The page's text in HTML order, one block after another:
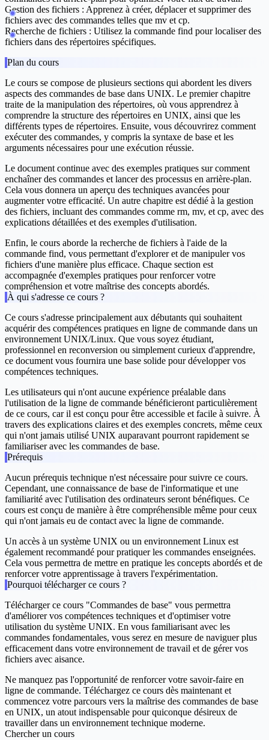
Gestion des fichiers : Apprenez à créer, déplacer et supprimer des
fichiers avec des commandes telles que mv et cp.
Recherche de fichiers : Utilisez la commande find pour localiser des
fichiers dans des répertoires spécifiques.
Plan du cours
Le cours se compose de plusieurs sections qui abordent les divers
aspects des commandes de base dans UNIX. Le premier chapitre
traite de la manipulation des répertoires, où vous apprendrez à
comprendre la structure des répertoires en UNIX, ainsi que les
différents types de répertoires. Ensuite, vous découvrirez comment
exécuter des commandes, y compris la syntaxe de base et les
arguments nécessaires pour une exécution réussie.
Le document continue avec des exemples pratiques sur comment
enchaîner des commandes et lancer des processus en arrière-plan.
Cela vous donnera un aperçu des techniques avancées pour
augmenter votre efficacité. Un autre chapitre est dédié à la gestion
des fichiers, incluant des commandes comme rm, mv, et cp, avec des
explications détaillées et des exemples d'utilisation.
Enfin, le cours aborde la recherche de fichiers à l'aide de la
commande find, vous permettant d'explorer et de manipuler vos
fichiers d'une manière plus efficace. Chaque section est
accompagnée d'exemples pratiques pour renforcer votre
compréhension et votre maîtrise des concepts abordés.
À qui s'adresse ce cours ?
Ce cours s'adresse principalement aux débutants qui souhaitent
acquérir des compétences pratiques en ligne de commande dans un
environnement UNIX/Linux. Que vous soyez étudiant,
professionnel en reconversion ou simplement curieux d'apprendre,
ce document vous fournira une base solide pour développer vos
compétences techniques.
Les utilisateurs qui n'ont aucune expérience préalable dans
l'utilisation de la ligne de commande bénéficieront particulièrement
de ce cours, car il est conçu pour être accessible et facile à suivre. À
travers des explications claires et des exemples concrets, même ceux
qui n'ont jamais utilisé UNIX auparavant pourront rapidement se
familiariser avec les commandes de base.
Prérequis
Aucun prérequis technique n'est nécessaire pour suivre ce cours.
Cependant, une connaissance de base de l'informatique et une
familiarité avec l'utilisation des ordinateurs seront bénéfiques. Ce
cours est conçu de manière à être compréhensible même pour ceux
qui n'ont jamais eu de contact avec la ligne de commande.
Un accès à un système UNIX ou un environnement Linux est
également recommandé pour pratiquer les commandes enseignées.
Cela vous permettra de mettre en pratique les concepts abordés et de
renforcer votre apprentissage à travers l'expérimentation.
Pourquoi télécharger ce cours ?
Télécharger ce cours "Commandes de base" vous permettra
d'améliorer vos compétences techniques et d'optimiser votre
utilisation du système UNIX. En vous familiarisant avec les
commandes fondamentales, vous serez en mesure de naviguer plus
efficacement dans votre environnement de travail et de gérer vos
fichiers avec aisance.
Ne manquez pas l'opportunité de renforcer votre savoir-faire en
ligne de commande. Téléchargez ce cours dès maintenant et
commencez votre parcours vers la maîtrise des commandes de base
en UNIX, un atout indispensable pour quiconque désireux de
travailler dans un environnement technique moderne.
Chercher un cours